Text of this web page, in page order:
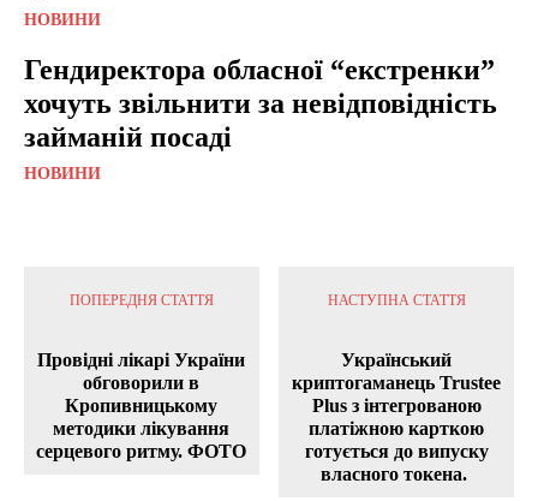
НОВИНИ
Гендиректора обласної “екстренки”
хочуть звільнити за невідповідність
займаній посаді
НОВИНИ
ПОПЕРЕДНЯ СТАТТЯ
Провідні лікарі України
обговорили в
Кропивницькому
методики лікування
серцевого ритму. ФОТО
НАСТУПНА СТАТТЯ
Український
криптогаманець Trustee
Plus з інтегрованою
платіжною карткою
готується до випуску
власного токена.